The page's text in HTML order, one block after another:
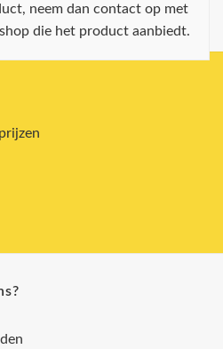
neem dan contact op met
die het product aanbiedt.